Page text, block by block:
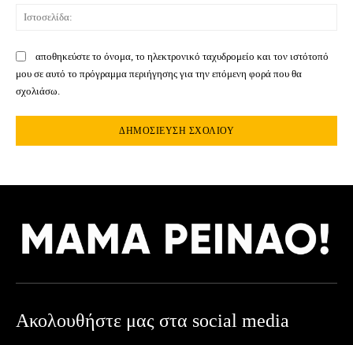
αποθηκεύστε το όνομα, το ηλεκτρονικό ταχυδρομείο και τον ιστότοπό
μου σε αυτό το πρόγραμμα περιήγησης για την επόμενη φορά που θα
σχολιάσω.
Ακολουθήστε μας στα social media